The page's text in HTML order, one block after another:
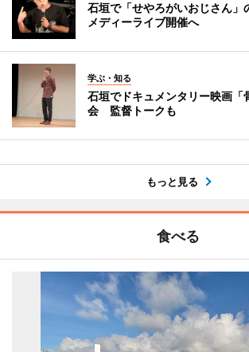
石垣で「せやろがいおじさん」
メディーライブ開催へ
学ぶ・知る
石垣でドキュメンタリー映画「
会 監督トークも
もっと見る
食べる